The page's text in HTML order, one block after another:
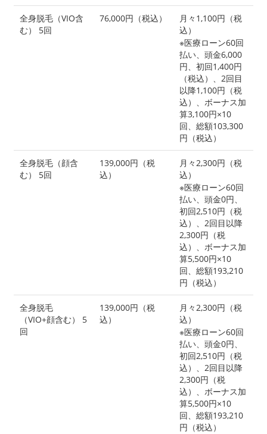
全身脱毛（VIO含
む） 5回
76,000円（税込）
月々1,100円（税
込）
※医療ローン60回
払い、頭金6,000
円、初回1,400円
（税込）、2回目
以降1,100円（税
込）、ボーナス加
算3,100円×10
回、総額103,300
円（税込）
全身脱毛（顔含
む） 5回
139,000円（税
込）
月々2,300円（税
込）
※医療ローン60回
払い、頭金0円、
初回2,510円（税
込）、2回目以降
2,300円（税
込）、ボーナス加
算5,500円×10
回、総額193,210
円（税込）
全身脱毛
（VIO+顔含む） 5
回
139,000円（税
込）
月々2,300円（税
込）
※医療ローン60回
払い、頭金0円、
初回2,510円（税
込）、2回目以降
2,300円（税
込）、ボーナス加
算5,500円×10
回、総額193,210
円（税込）